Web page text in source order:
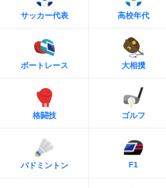
サッカー代表 高校年代
ボートレース 大相撲
格闘技 ゴルフ
バドミントン F1